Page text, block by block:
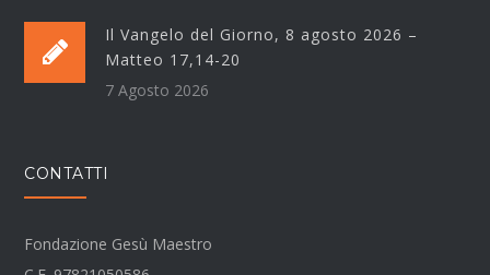
Il Vangelo del Giorno, 8 agosto 2026 –
Matteo 17,14-20
7 Agosto 2026
CONTATTI
Fondazione Gesù Maestro